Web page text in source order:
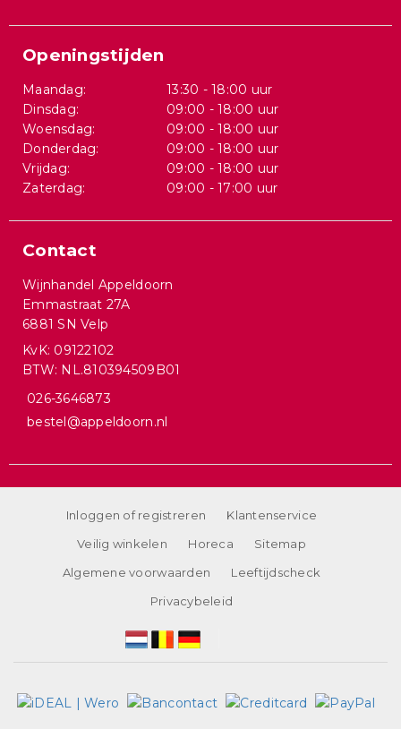
Openingstijden
Maandag:
13:30 - 18:00 uur
Dinsdag:
09:00 - 18:00 uur
Woensdag:
09:00 - 18:00 uur
Donderdag:
09:00 - 18:00 uur
Vrijdag:
09:00 - 18:00 uur
Zaterdag:
09:00 - 17:00 uur
Contact
Wijnhandel Appeldoorn
Emmastraat 27A
6881 SN Velp
KvK: 09122102
BTW: NL.810394509B01
026-3646873
bestel@appeldoorn.nl
Inloggen of registreren
Klantenservice
Veilig winkelen
Horeca
Sitemap
Algemene voorwaarden
Leeftijdscheck
Privacybeleid